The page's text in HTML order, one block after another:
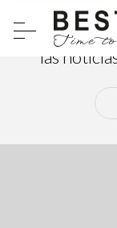
Suscríbete
las